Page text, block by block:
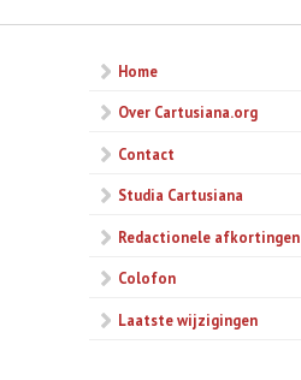
Home
Over Cartusiana.org
Contact
Studia Cartusiana
Redactionele afkortingen
Colofon
Laatste wijzigingen